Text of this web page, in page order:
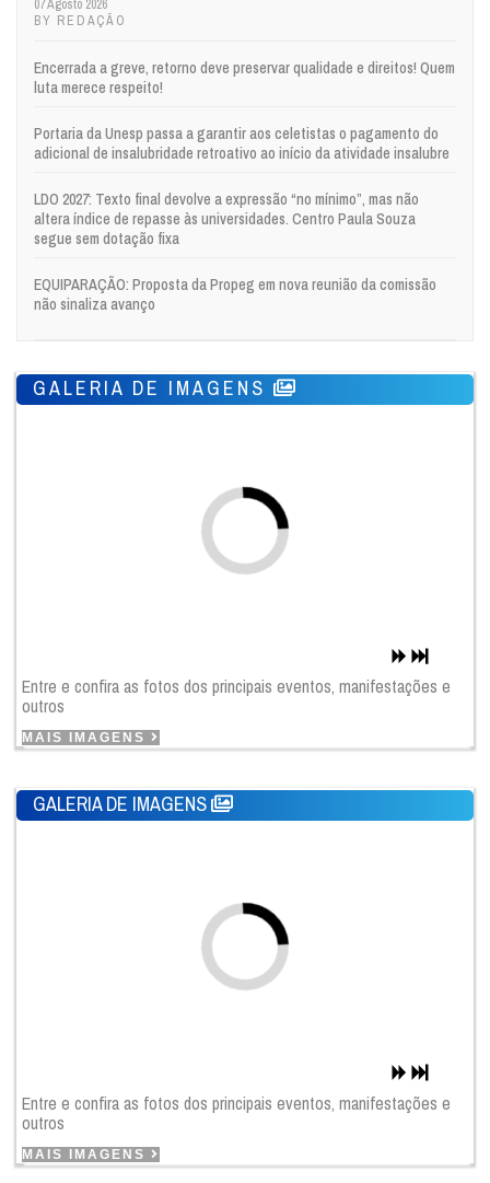
07 Agosto 2026
BY REDAÇÃO
Encerrada a greve, retorno deve preservar qualidade e direitos! Quem
luta merece respeito!
Portaria da Unesp passa a garantir aos celetistas o pagamento do
adicional de insalubridade retroativo ao início da atividade insalubre
LDO 2027: Texto final devolve a expressão “no mínimo”, mas não
altera índice de repasse às universidades. Centro Paula Souza
segue sem dotação fixa
EQUIPARAÇÃO: Proposta da Propeg em nova reunião da comissão
não sinaliza avanço
GALERIA DE IMAGENS
Entre e confira as fotos dos principais eventos, manifestações e
outros
MAIS IMAGENS
GALERIA DE IMAGENS
Entre e confira as fotos dos principais eventos, manifestações e
outros
MAIS IMAGENS